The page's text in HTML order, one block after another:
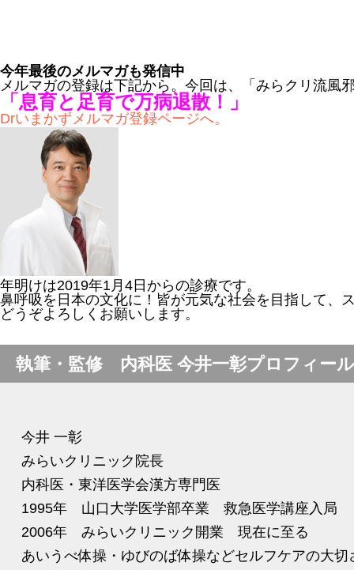
今年最後のメルマガも発信中
メルマガの登録は下記から。今回は、「みらクリ流風
「息育と足育で万病退散！」
Drいまかずメルマガ登録ページへ。
年明けは2019年1月4日からの診療です。
鼻呼吸を日本の文化に！皆が元気な社会を目指して、
どうぞよろしくお願いします。
執筆・監修 内科医 今井一彰プロフィール
今井 一彰
みらいクリニック院長
内科医・東洋医学会漢方専門医
1995年 山口大学医学部卒業 救急医学講座入局
2006年 みらいクリニック開業 現在に至る
あいうべ体操・ゆびのば体操などセルフケアの大